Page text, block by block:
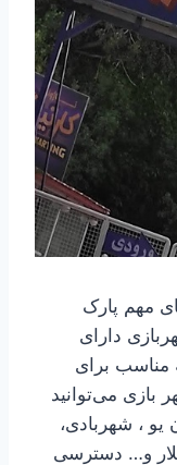
مهم پارک
دارای
مناسب برای
بازی می‌توانید
یو ، شهربادی،
و… دسترسی